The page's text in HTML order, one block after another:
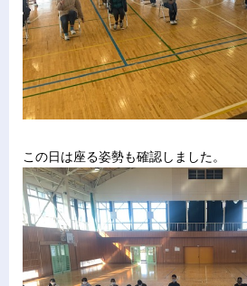
この日は座る姿勢も確認しました。